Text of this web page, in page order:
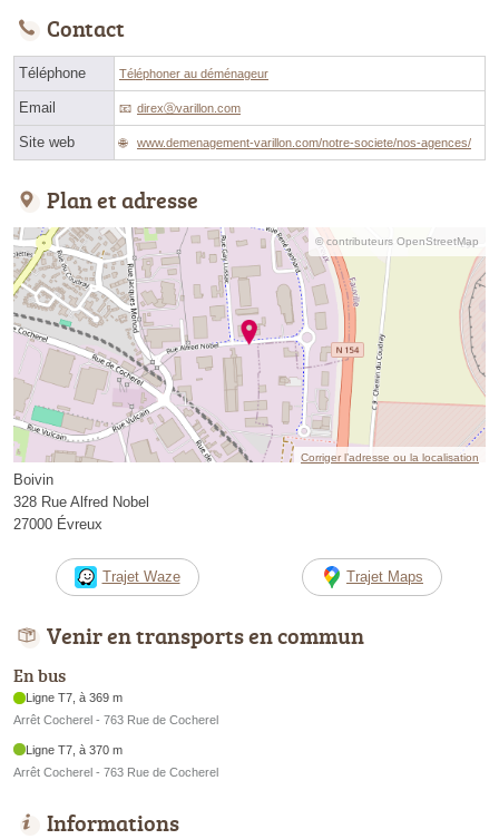
Contact
Téléphone Téléphoner au déménageur
Email direxⓐvarillon.com
Site web www.demenagement-varillon.com/notre-societe/nos-agences/
Plan et adresse
© contributeurs OpenStreetMap
Corriger l’adresse ou la localisation
Boivin
328 Rue Alfred Nobel
27000 Évreux
Trajet Waze Trajet Maps
Venir en transports en commun
En bus
Ligne T7, à 369 m
Arrêt Cocherel - 763 Rue de Cocherel
Ligne T7, à 370 m
Arrêt Cocherel - 763 Rue de Cocherel
Informations